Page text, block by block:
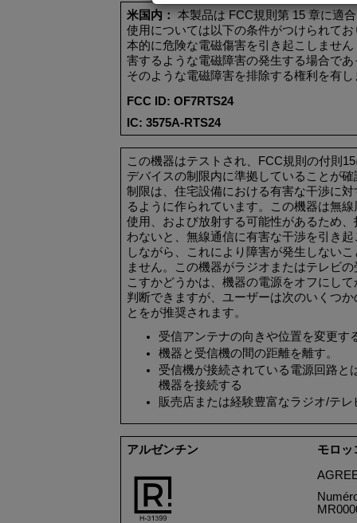
米国内 ： 本製品は FCC規則第 15章に適合
使用については 以下の条件がつけられてお
本的に危険な電磁傷害を引 き 起こしません
害するような電磁障害の発生する場合であ
そのような電磁障害を排除する権利 を有
FCC ID: OF7RTS24
IC: 3575A-RTS24
この機器はテスト され FCC規則の付則 15
デバイスの制限内に準拠していることが確
制限は 、住宅設備における有害な干渉に対
るように作られています。 この機器は無線
使用、 および放射する可能性があるため
わないと
、無線通信に有害な干渉を引 き 起
しながら
これにより 障害が発生 しない
ません。 この機器がラジオ またはテレビの
こすかどうかは 、機器の電源をオフにして
判断できますが ユーザーは次のいくつか
とをが推奨されます。
受信アンテナの向 きや位置を変更す
機器と 受信機の間の距離を離す。
受信機が接続されている電源回路と
機器を接続する
販売店または経験豊富なラジオ/テレ
アルゼンチン
モロッ